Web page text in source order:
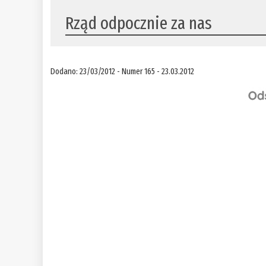
Rząd odpocznie za nas
Dodano: 23/03/2012 - Numer 165 - 23.03.2012